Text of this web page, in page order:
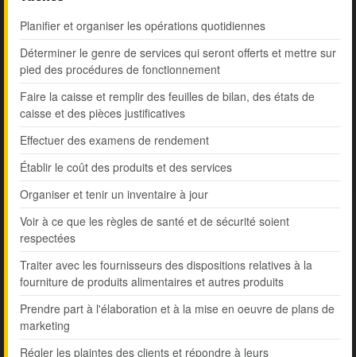
Planifier et organiser les opérations quotidiennes
Déterminer le genre de services qui seront offerts et mettre sur
pied des procédures de fonctionnement
Faire la caisse et remplir des feuilles de bilan, des états de
caisse et des pièces justificatives
Effectuer des examens de rendement
Établir le coût des produits et des services
Organiser et tenir un inventaire à jour
Voir à ce que les règles de santé et de sécurité soient
respectées
Traiter avec les fournisseurs des dispositions relatives à la
fourniture de produits alimentaires et autres produits
Prendre part à l'élaboration et à la mise en oeuvre de plans de
marketing
Régler les plaintes des clients et répondre à leurs